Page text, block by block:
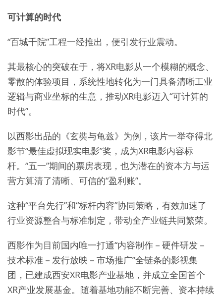
可计算的时代
“百城千院”工程一经推出，便引发行业震动。
其最核心的突破在于，将XR电影从一个模糊的概念、
零散的体验项目，系统性地转化为一门具备清晰工业
逻辑与商业坐标的生意，推动XR电影迈入“可计算的
时代”。
以西影出品的《玄奘与龟兹》为例，该片一举夺得北
影节“最佳虚拟现实电影”奖，成为XR电影内容标
杆。“五一”期间的票房表现，也为潜在的资本方与运
营方算清了清晰、可信的“盈利账”。
这种“平台先行”和“标杆内容”协同策略，有效加速了
行业资源整合与标准制定，带动全产业链共同繁荣。
西影作为目前国内唯一打通“内容制作－硬件研发－
技术标准－发行放映－市场推广”全链条的影视集
团，已建成西安XR电影产业基地，并成立全国首个
XR产业发展基金。随着基地功能不断完善、资本持续